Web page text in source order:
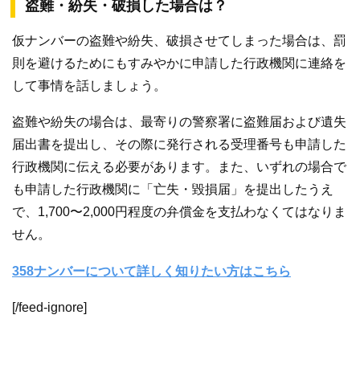
盗難・紛失・破損した場合は？
仮ナンバーの盗難や紛失、破損させてしまった場合は、罰
則を避けるためにもすみやかに申請した行政機関に連絡を
して事情を話しましょう。
盗難や紛失の場合は、最寄りの警察署に盗難届および遺失
届出書を提出し、その際に発行される受理番号も申請した
行政機関に伝える必要があります。また、いずれの場合で
も申請した行政機関に「亡失・毀損届」を提出したうえ
で、1,700〜2,000円程度の弁償金を支払わなくてはなりま
せん。
358ナンバーについて詳しく知りたい方はこちら
[/feed-ignore]